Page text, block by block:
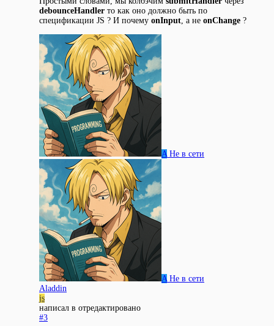
debounceHandler то как оно должно быть по
спецификации JS ? И почему onInput, а не onChange ?
A Не в сети
A Не в сети
Aladdin
js
написал в отредактировано
#3